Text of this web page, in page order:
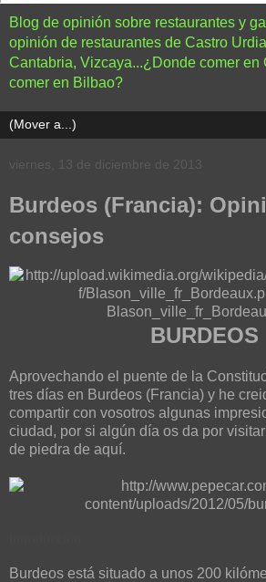
Blog de opinión sobre restaurantes y
opinión de restaurantes de Castro
Cantabria, Vizcaya...¿Donde comer en
comer en Bilbao?
viernes, 13 de diciembre de 2013
Burdeos (Francia):
consejos
BURDEOS
Aprovechando el puente de la
tres días en Burdeos (Francia) y he
compartir con vosotros algunas
ciudad, por si algún día os da por
de piedra de aquí.
Burdeos está situado a unos 200